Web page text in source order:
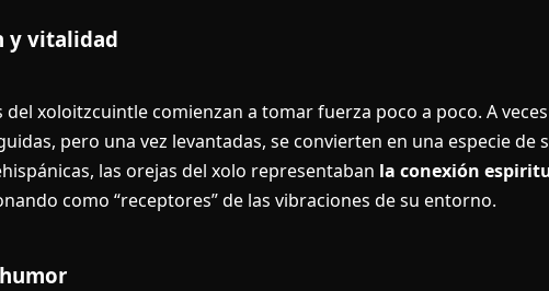
y vitalidad
del xoloitzcuintle comienzan a tomar fuerza poco a poco. A
pero una vez levantadas, se convierten en una especie de
las orejas del xolo representaban la conexión
como “receptores” de las vibraciones de su entorno.